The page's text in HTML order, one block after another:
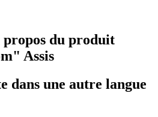
propos du produit
Assis
dans une autre langue